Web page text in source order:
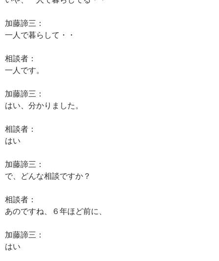
加藤諦三：
一人で暮らして・・
相談者：
一人です。
加藤諦三：
はい、分かりました。
相談者：
はい
加藤諦三：
で、どんな相談ですか？
相談者：
あのですね、６年ほど前に、
加藤諦三：
はい